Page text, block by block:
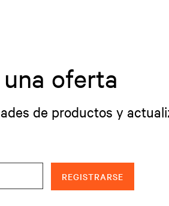
oferta
de productos y
REGISTRARSE